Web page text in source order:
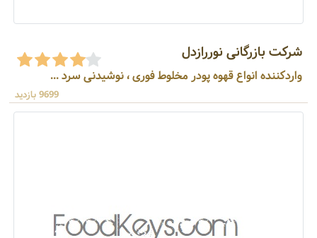
شرکت بازرگانی نوررازدل
واردکننده انواع قهوه پودر مخلوط فوری ، نوشیدنی سرد ...
9699 بازدید